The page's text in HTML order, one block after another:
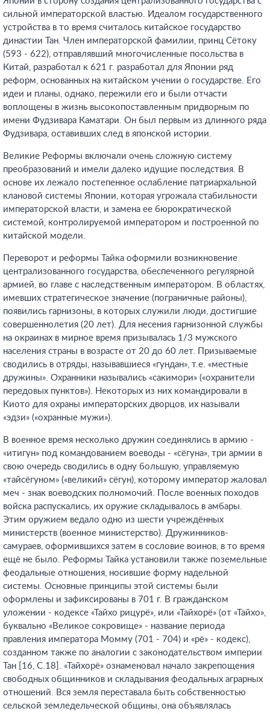
сильной императорской властью. Идеалом государственного
устройства в то время считалось китайское государство
династии Тан. Член императорской фамилии, принц Сётоку
(593 - 622), отправлявший многочисленные посольства в
Китай, разработал к 621 г. разработал для Японии ряд
реформ, основанных на китайском учении о государстве. Его
идеи и планы, однако, пережили его и были отчасти
воплощены в жизнь высокопоставленным придворным по
имени Фудзивара Каматари. Он был первым из длинного ряда
Фудзивара, оставивших след в японской истории.
Великие Реформы включали очень сложную систему
преобразований и имели далеко идущие последствия. В
основе их лежало постепенное ослабление патриархальной
клановой системы Японии, которая угрожала стабильности
императорской власти, и замена ее бюрократической
системой, контролируемой императором и построенной по
китайской модели.
Переворот и реформы Тайка оформили возникновение
централизованного государства, обеспеченного регулярной
армией, во главе с наследственным императором. В областях,
имевших стратегическое значение (пограничные районы),
появились гарнизоны, в которых служили люди, достигшие
совершеннолетия (20 лет). Для несения гарнизонной службы
на окраинах в мирное время призывалась 1/3 мужского
населения страны в возрасте от 20 до 60 лет. Призываемые
сводились в отряды, называвшиеся «гундан», т.е. «местные
дружины». Охранники назывались «сакимори» («охранители
передовых пунктов»). Некоторых из них командировали в
Киото для охраны императорских дворцов, их называли
«эдзи» («охранные мужи»).
В военное время несколько дружин соединялись в армию -
«итигун» под командованием воеводы - «сёгуна», три армии в
свою очередь сводились в одну большую, управляемую
«тайсёгуном» («великий» сёгун), которому император жаловал
меч - знак воеводских полномочий. После военных походов
войска распускались, их оружие складывалось в амбары.
Этим оружием ведало одно из шести учреждённых
министерств (военное министерство). Дружинников-
самураев, оформившихся затем в сословие воинов, в то время
ещё не было. Реформы Тайка установили также поземельные
феодальные отношения, носившие форму надельной
системы. Основные принципы этой системы были
оформлены и зафиксированы в 701 г. В гражданском
уложении - кодексе «Тайхо рицурё», или «Тайхорё» (от «Тайхо»,
буквально «Великое сокровище» - название периода
правления императора Момму (701 - 704) и «рё» - кодекс),
созданном также по аналогии с законодательством империи
Тан [16, С.18]. «Тайхорё» ознаменовал начало закрепощения
свободных общинников и складывания феодальных аграрных
отношений. Вся земля переставала быть собственностью
сельской земледельческой общины, она объявлялась